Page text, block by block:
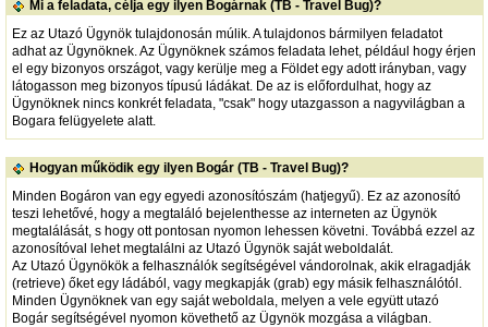
Mi a feladata, célja egy ilyen Bogárnak (TB - Travel Bug)?
Ez az Utazó Ügynök tulajdonosán múlik. A tulajdonos bármilyen feladatot
adhat az Ügynöknek. Az Ügynöknek számos feladata lehet, például hogy érjen
el egy bizonyos országot, vagy kerülje meg a Földet egy adott irányban, vagy
látogasson meg bizonyos típusú ládákat. De az is előfordulhat, hogy az
Ügynöknek nincs konkrét feladata, "csak" hogy utazgasson a nagyvilágban a
Bogara felügyelete alatt.
Hogyan működik egy ilyen Bogár (TB - Travel Bug)?
Minden Bogáron van egy egyedi azonosítószám (hatjegyű). Ez az azonosító
teszi lehetővé, hogy a megtaláló bejelenthesse az interneten az Ügynök
megtalálását, s hogy ott pontosan nyomon lehessen követni. Továbbá ezzel az
azonosítóval lehet megtalálni az Utazó Ügynök saját weboldalát.
Az Utazó Ügynökök a felhasználók segítségével vándorolnak, akik elragadják
(retrieve) őket egy ládából, vagy megkapják (grab) egy másik felhasználótól.
Minden Ügynöknek van egy saját weboldala, melyen a vele együtt utazó
Bogár segítségével nyomon követhető az Ügynök mozgása a világban.